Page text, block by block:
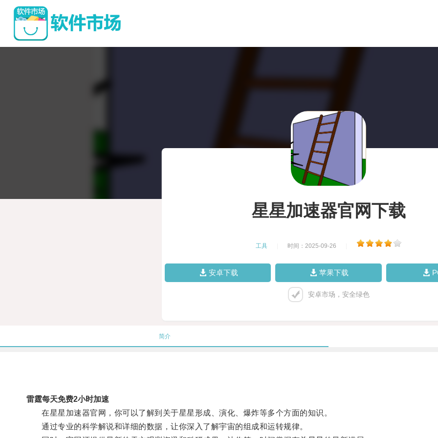
星星加速器官网下载
工具 时间：2025-09-26
安卓下载 苹果下载
安卓市场，安全绿色
简介
雷霆每天免费2小时加速
在星星加速器官网，你可以了解到关于星星形成、演化、爆炸等多个方面的知识。
通过专业的科学解说和详细的数据，让你深入了解宇宙的组成和运转规律。